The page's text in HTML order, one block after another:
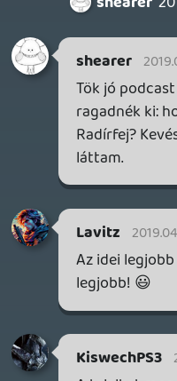
Pepsi Maxot iszok,
Kétlem, hogy a fent
bármi versenytárs
huzamosabb ideig.
nyújt eleget / nem
vonzóvá válni, jövő
beszélünk róla.
Tom 2019.04.15
Tom 2019.04.15 16:31:07
Azt a fajta érvelést
ha valami rossz,
hogy de máshol is
konzolok egy "kicsit"
probléma szerintem,
nem ad semmi pluszt
igazából csak egy